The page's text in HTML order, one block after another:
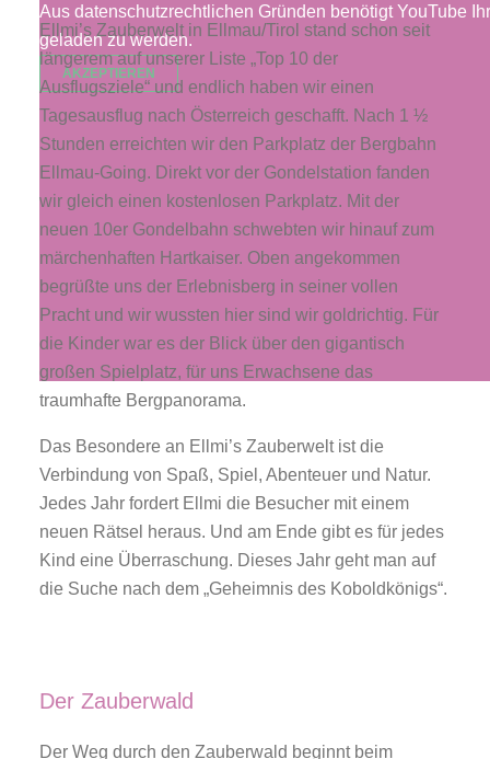
Aus datenschutzrechtlichen Gründen benötigt YouTube
geladen zu werden.
AKZEPTIEREN
Ellmi’s Zauberwelt in Ellmau/Tirol stand schon seit
längerem auf unserer Liste „Top 10 der
Ausflugsziele“ und endlich haben wir einen
Tagesausflug nach Österreich geschafft. Nach 1 ½
Stunden erreichten wir den Parkplatz der Bergbahn
Ellmau-Going. Direkt vor der Gondelstation fanden
wir gleich einen kostenlosen Parkplatz. Mit der
neuen 10er Gondelbahn schwebten wir hinauf zum
märchenhaften Hartkaiser. Oben angekommen
begrüßte uns der Erlebnisberg in seiner vollen
Pracht und wir wussten hier sind wir goldrichtig. Für
die Kinder war es der Blick über den gigantisch
großen Spielplatz, für uns Erwachsene das
traumhafte Bergpanorama.
Das Besondere an Ellmi’s Zauberwelt ist die
Verbindung von Spaß, Spiel, Abenteuer und Natur.
Jedes Jahr fordert Ellmi die Besucher mit einem
neuen Rätsel heraus. Und am Ende gibt es für jedes
Kind eine Überraschung. Dieses Jahr geht man auf
die Suche nach dem „Geheimnis des Koboldkönigs“.
Der Zauberwald
Der Weg durch den Zauberwald beginnt beim